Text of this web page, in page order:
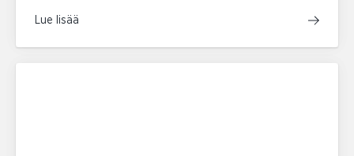
Lue lisää